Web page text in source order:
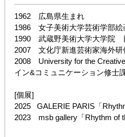
1962　広島県生まれ
1986　女子美術大学芸術学部
1990　武蔵野美術大学大学院
2007　文化庁新進芸術家海外
2008　University for the
イン&コミュニケーション修士
[個展]
2025   GALERIE PARIS「
2023　msb gallery「Rhythm of